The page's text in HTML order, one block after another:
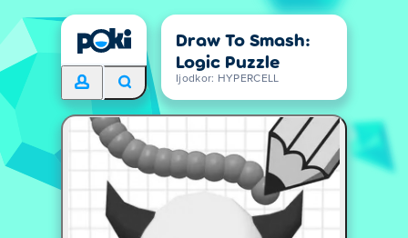
Draw To Smash:
Logic Puzzle
Ijodkor: HYPERCELL